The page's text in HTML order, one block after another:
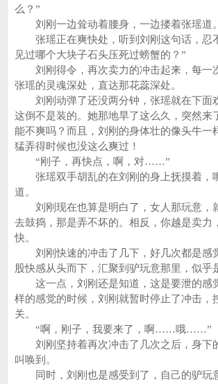
么？”
刘刚一边耸动着腰身，一边搂着张瑶道。
张瑶正在爽快处，听到刘刚这句话，忍
见过哪个大块子石头压死过螃蟹的？”
刘刚得令，再次卖力的冲击起来，每一
张瑶的灵魂深处，直达那花蕊深处。
刘刚动弹了还没两分钟，张瑶就在下面
这倒不是装的。她那地旱了这么久，突然来
能不爽吗？而且，刘刚的身体壮的像头牛一
猛弄得时候也没这么爽过！
“刚子，再快点，啊，对……”
张瑶双手胡乱的在刘刚的身上抚摸着，
道。
刘刚现在也算是明白了，女人那玩意，
去鼓捣，那是弄不坏的。相反，你越是卖力
快。
刘刚快速的冲击了几下，好几次都是感
股快感从头而下，汇聚到驴玩意那里，似乎
这一点，刘刚还是知道，这是要泄的感
样的感觉的时候，刘刚就暂时停止了冲击，
关。
“啊，刚子，我要来了，啊……哦……”
刘刚坚持着再次冲击了几次之后，身下
叫唤到。
同时，刘刚也是感受到了，自己的驴玩